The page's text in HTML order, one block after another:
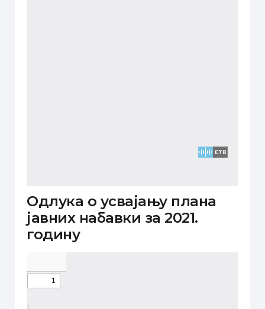
Одлука о усвајању плана
јавних набавки за 2021.
годину